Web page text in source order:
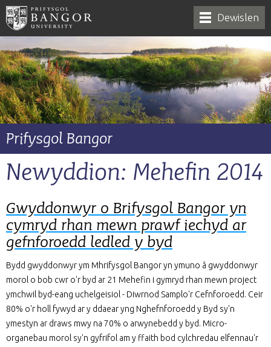
Dewislen
Prifysgol Bangor
Newyddion: Mehefin 2014
Gwyddonwyr o Brifysgol Bangor yn
cymryd rhan mewn prawf iechyd ar
gefnforoedd ledled y byd
Bydd gwyddonwyr ym Mhrifysgol Bangor yn ymuno â gwyddonwyr
morol o bob cwr o'r byd ar 21 Mehefin i gymryd rhan mewn project
ymchwil byd-eang uchelgeisiol - Diwrnod Samplo'r Cefnforoedd. Ceir
80% o'r holl fywyd ar y ddaear yng Nghefnforoedd y Byd sy'n
ymestyn ar draws mwy na 70% o arwynebedd y byd. Micro-
organebau morol sy'n gyfrifol am y ffaith bod cylchredau elfennau'r